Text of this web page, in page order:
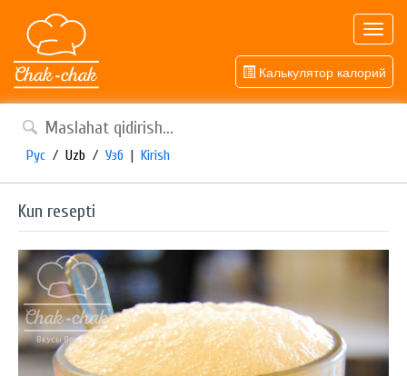
Калькулятор калорий
Рус / Uzb / Узб | Kirish
Kun resepti